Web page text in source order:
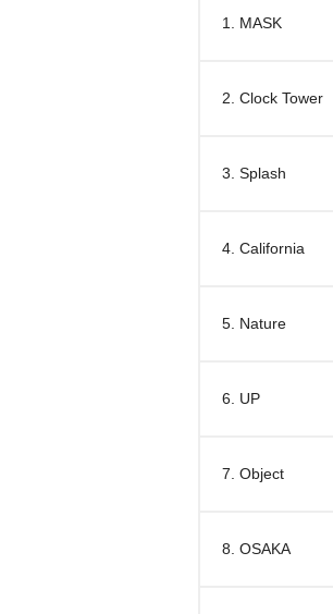
1. MASK
2. Clock Tower
3. Splash
4. California
5. Nature
6. UP
7. Object
8. OSAKA